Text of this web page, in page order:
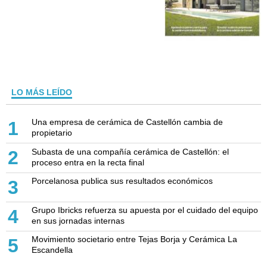
LO MÁS LEÍDO
1
Una empresa de cerámica de Castellón cambia de
propietario
2
Subasta de una compañía cerámica de Castellón: el
proceso entra en la recta final
3 Porcelanosa publica sus resultados económicos
4
Grupo Ibricks refuerza su apuesta por el cuidado del equipo
en sus jornadas internas
5
Movimiento societario entre Tejas Borja y Cerámica La
Escandella